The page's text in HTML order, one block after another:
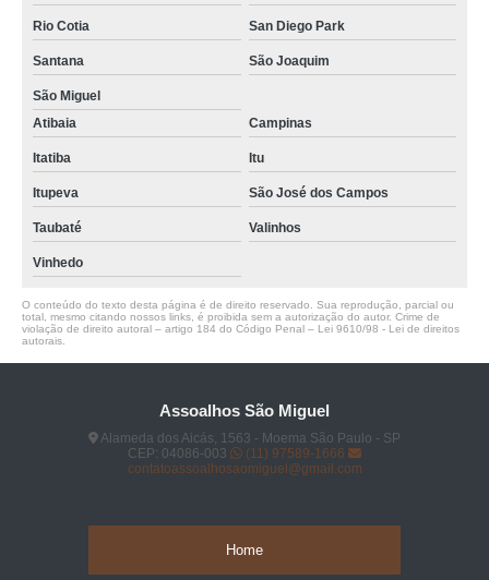
Rio Cotia San Diego Park
Santana São Joaquim
São Miguel
Atibaia
Campinas
Itatiba Itu
Itupeva São José dos Campos
Taubaté Valinhos
Vinhedo
O conteúdo do texto desta página é de direito reservado. Sua reprodução, parcial ou
total, mesmo citando nossos links, é proibida sem a autorização do autor. Crime de
violação de direito autoral – artigo 184 do Código Penal – Lei 9610/98 - Lei de direitos
autorais
Assoalhos São Miguel
Alameda dos Aicás, 1563 - Moema São Paulo - SP
CEP: 04086-003
(11) 97589-1666
contatoassoalhosaomiguel@gmail.com
Home